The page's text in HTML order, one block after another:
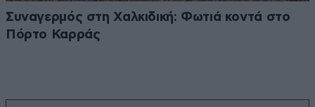
Συναγερμός στη Χαλκιδική: Φωτιά κοντά στο
Πόρτο Καρράς